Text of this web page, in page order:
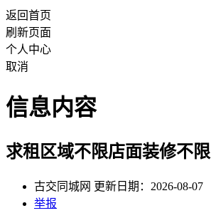
返回首页
刷新页面
个人中心
取消
信息内容
求租区域不限店面装修不限
古交同城网 更新日期：2026-08-07
举报